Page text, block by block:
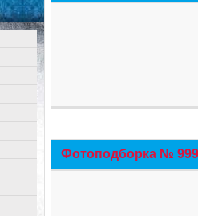
Фотоподборка №